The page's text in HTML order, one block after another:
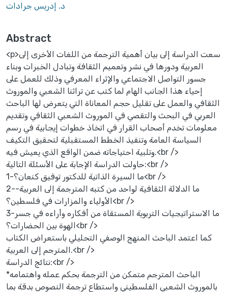
د. إدريس جرادات
Abstract
<p>سعت الدراسة إلى بيان أهمية الترجمة من اللغات الأخرى إلى
العربية ودورها في نشر وتعميم الثقافة وتبادل الخبرات وبناء
جسور التواصل الاجتماعي والإثراء المعرفي وذلك للعمل على
إحياء هذا الجانب الهام لما كتب عن تراثنا الشعبي والموروث
الثقافي والعمل على تقليل حجم المعاناة التي يتعرض لها الباحث
العربي في البحث والتقصي في الموروث الشعبي الثقافي وتقديم
معلومات تخدم أصحاب القرار في اتخاذ خطوات إيجابية في رسم
السياسة العامة وتنفيذ الخطط المستقبلية لتحقيق التكيف
وتلبية احتياجاته ضمن الواقع الذي يعيش فيه.<br />
حاولت الدراسة الإجابة على الأسئلة التالية:<br />
1-ما السيرة الذاتية للدكتور توفيق كنعان؟<br />
2-ما الدلالة الثقافية لواحد من كتبه المترجمة إلى العربية-
الأولياء والمزارات في فلسطين؟<br />
3-ما الاستراتيجيات التربوية المستقاة من أفكاره وأراءه في جسر
الهوة بين الحضارات؟<br />
كما اعتمد الباحث المنهج الوصفي التحليلي باستعراض الكتاب
المترجم إلى العربية.<br />
نتائج الدراسة:<br />
*الباحث المترجم متمكن من الترجمة بحكم عمله واهتمامه
بالموروث الشعبي الفلسطيني واستطاع ترجمة النصوص بدقة بما